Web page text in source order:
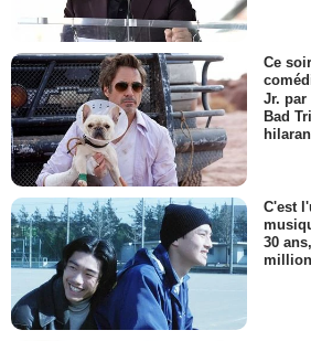
Ce
Jr. par
Bad
C'est
30